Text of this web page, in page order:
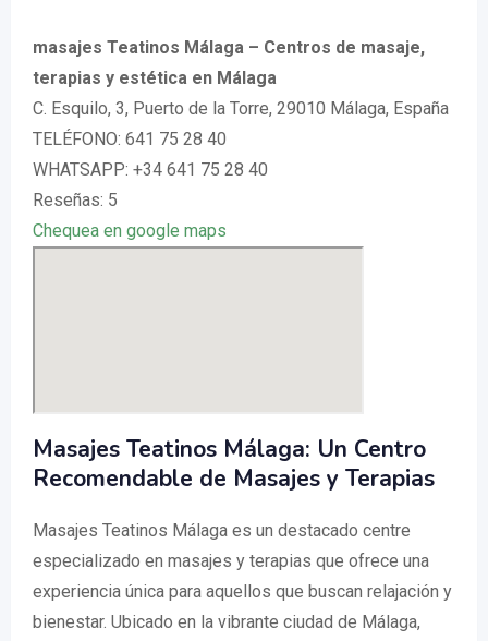
masajes Teatinos Málaga – Centros de masaje,
terapias y estética en Málaga
C. Esquilo, 3, Puerto de la Torre, 29010 Málaga, España
TELÉFONO: 641 75 28 40
WHATSAPP: +34 641 75 28 40
Reseñas: 5
Chequea en google maps
Masajes Teatinos Málaga: Un Centro
Recomendable de Masajes y Terapias
Masajes Teatinos Málaga es un destacado centre
especializado en masajes y terapias que ofrece una
experiencia única para aquellos que buscan relajación y
bienestar. Ubicado en la vibrante ciudad de Málaga,